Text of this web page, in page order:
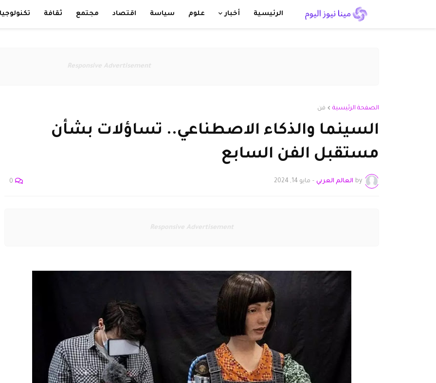
الرئيسية أخبار علوم سياسة اقتصاد مجتمع ثقافة
Responsive Advertisement
الصفحة الرئيسية فن
السينما والذكاء الاصطناعي.. تساؤلات بشأن
مستقبل الفن السابع
by العالم العربي - مايو 14, 2024 0
Responsive Advertisement